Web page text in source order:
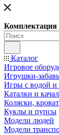
Ко
Каталог
Игровое
Игрушки-
Игры с водой и
Каталки и
Коляски,
Куклы и пупсы
Модели людей
Модели